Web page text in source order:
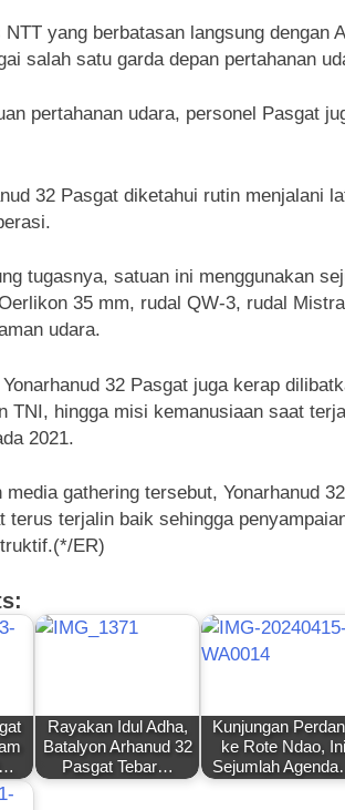
yang berbatasan langsung dengan
salah satu garda depan pertahanan
pertahanan udara, personel Pasgat
32 Pasgat diketahui rutin menjalani
tugasnya, satuan ini menggunakan
35 mm, rudal QW-3, rudal
udara.
32 Pasgat juga kerap
TNI, hingga misi kemanusiaan saat
2021.
media gathering tersebut, Yonarhanud
terus terjalin baik sehingga
ER)
Rayakan Idul Adha,
Batalyon Arhanud 32
Pasgat Tebar…
Kunjungan
ke Rote Ndao, Ini
Sejumlah